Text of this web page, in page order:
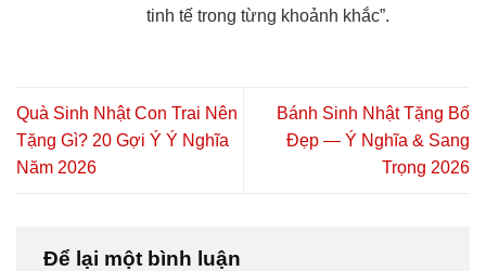
tinh tế trong từng khoảnh khắc”.
Quà Sinh Nhật Con Trai Nên
Tặng Gì? 20 Gợi Ý Ý Nghĩa
Năm 2026
Bánh Sinh Nhật Tặng Bố
Đẹp — Ý Nghĩa & Sang
Trọng 2026
Để lại một bình luận